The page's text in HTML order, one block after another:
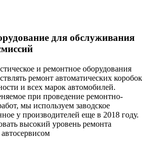
для обслуживания
и ремонтное оборудования
ремонт автоматических коробок
и всех марок автомобилей.
при проведение ремонтно-
мы используем заводское
у производителей еще в 2018 году.
высокий уровень ремонта